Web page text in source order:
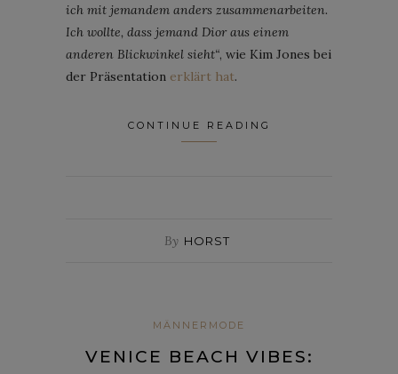
ich mit jemandem anders zusammenarbeiten.
Ich wollte, dass jemand Dior aus einem
anderen Blickwinkel sieht“, wie Kim Jones bei
der Präsentation erklärt hat.
CONTINUE READING
By HORST
MÄNNERMODE
VENICE BEACH VIBES: